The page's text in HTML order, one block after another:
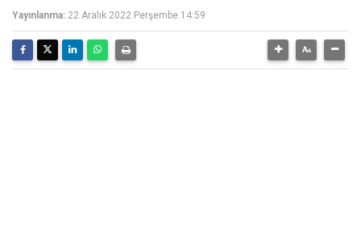
Yayınlanma: 22 Aralık 2022 Perşembe 14:59